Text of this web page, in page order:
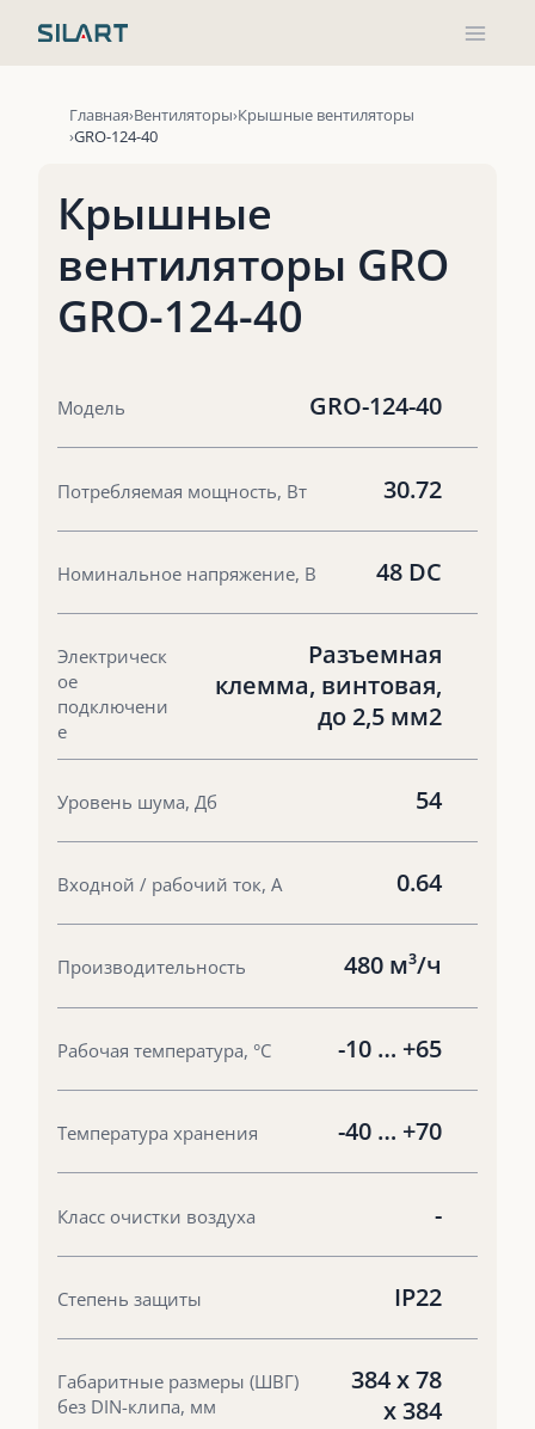
Главная Вентиляторы Крышные вентиляторы
GRO-124-40
Крышные
вентиляторы GRO
GRO-124-40
Модель GRO-124-40
Потребляемая мощность, Вт 30.72
Номинальное напряжение, В 48 DC
Электрическ
ое
подключени
е
Разъемная
клемма, винтовая,
до 2,5 мм2
Уровень шума, Дб 54
Входной / рабочий ток, А 0.64
Производительность 480 м³/ч
Рабочая температура, °С -10 … +65
Температура хранения -40 … +70
Класс очистки воздуха -
Степень защиты IP22
Габаритные размеры (ШВГ)
без DIN-клипа, мм
384 x 78
x 384